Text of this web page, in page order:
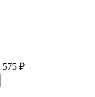
575 ₽